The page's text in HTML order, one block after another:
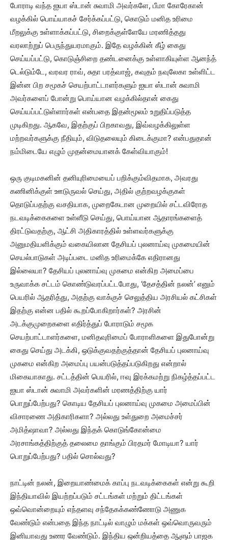
போராடி வந்த ஐயா ஸ்டான் சுவாமி அவர்களே, பீமா கோரேகான்
வழக்கில் பொய்யாகச் சேர்க்கப்பட்டு, கொடும் மனித உரிமை
மீறலுக்கு உள்ளாக்கப்பட்டு, சிறைக்குள்ளேயே மரணித்தது
வரலாற்றுப் பெருந்துயரமாகும். இதே வழக்கின் கீழ் கைது
செய்யப்பட்டு, கொடுஞ்சிறை தண்டனைக்கு உள்ளாகியுள்ள ஆனந்த்
டெல்டும்டே, வரவர ராவ், சுதா பரத்வாஜ், கவுதம் நவுலேகா உள்ளிட்ட
இன்ன பிற சமூகச் செயற்பாட்டாளர்களும் ஐயா ஸ்டான் சுவாமி
அவர்களைப் போன்று பொய்யான வழக்கில்தான் கைது
செய்யப்பட்டுள்ளார்கள் என்பதை இதன்மூலம் உறுதிப்படுத்த
முடிகிறது. ஆகவே, இதற்குப் பிறகாவது, இவ்வழக்கிலுள்ள
மற்றவர்களுக்கு நீதியும், விடுதலையும் கிடைக்குமா? என்பதுதான்
நம்மிடையே எழும் முதன்மையானக் கேள்வியாகும்!
ஒரு குடிமகனின் தனியுரிமையைப் பறிக்கும்விதமாக, அவரது
கணினிக்குள் ஊடுருவல் செய்து, அதில் குற்றவழக்குகள்
தொடுப்பதற்கு வசதியாக, முறைகேடான முறையில் சட்டவிரோத
நடவடிக்கைகளை உள்ளீடு செய்து, பொய்யான ஆதாரங்களைத்
திரட்டுவதற்கு, ஆட்சி அதிகாரத்தில் உள்ளவர்களுக்கு
அனுமதியளிக்கும் வகையிலான தேசியப் புலனாய்வு முகமையின்
செயல்பாடுகள் அடிப்படை மனித உரிமைக்கே எதிரானது
இல்லையா? தேசியப் புலனாய்வு முகமை என்கிற அமைப்பை
உருவாக்க சட்டம் கொண்டுவரப்பட்டபோது, ‘தேசத்தின் நலன்’ எனும்
பெயரில் ஆதரித்து, அதற்கு வாக்குச் செலுத்திய அரசியல் கட்சிகள்
இதற்கு என்ன பதில் கூறப்போகிறார்கள்? அரசின்
அடக்குமுறைகளை எதிர்த்துப் போராடும் சமூக
செயற்பாட்டாளர்களை, மனிதவுரிமைப் போராளிகளை இதுபோன்று
கைது செய்து அடக்கி, ஒடுக்குவதற்குத்தான் தேசியப் புலனாய்வு
முகமை என்கிற அமைப்பு பயன்படுத்தப்படுகிறது என்றால்
மிகையாகாது. சட்டத்தின் பெயரில், ஈவு இரக்கமற்று நிகழ்த்தப்பட்ட
ஐயா ஸ்டான் சுவாமி அவர்களின் மரணத்திற்கு யார்
பொறுப்பேற்பது? கொடிய தேசியப் புலனாய்வு முகமை அமைப்பின்
விசாரணை அதிகாரிகளா? அல்லது உள்துறை அமைச்சர்
அமித்ஷாவா? அல்லது இந்தக் கொடுங்கோன்மை
அரசாங்கத்திற்குத் தலைமை தாங்கும் பிரதமர் மோடியா? யார்
பொறுப்பேற்பது? பதில் சொல்வது?
நாட்டின் நலன், இறையாண்மைக் காப்பு நடவடிக்கைகள் என்று கூறி
இந்தியாவில் இயற்றப்படும் சட்டங்கள் மற்றும் திட்டங்கள்
ஒவ்வொன்றையும் எந்தளவு சந்தேகக்கண்ணோடு அணுக
வேண்டும் என்பதை இந்த நாட்டில் வாழும் மக்கள் ஒவ்வொருவரும்
இனியாவது உணர வேண்டும். இந்திய ஒன்றியத்தை ஆளும் பாஜக